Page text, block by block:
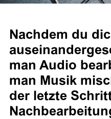
Nachdem du
man Audio
man Musik
der letzte